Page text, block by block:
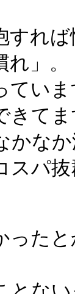
すれ
」。
てい
きてま
かな
スパ
った